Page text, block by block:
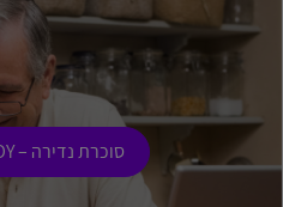
סוכרת נדירה – MODY ו-NDM1